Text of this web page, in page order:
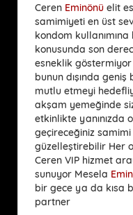
Ceren Eminönü elit
samimiyeti en üst
kondom
konusunda son
esneklik
bunun dışında
mutlu etmeyi
akşam yemeğinde
etkinlikte
geçireceğiniz
güzelleştirebilir Her
Ceren VIP hizmet
sunuyor Mesela
bir gece ya da kısa
partner